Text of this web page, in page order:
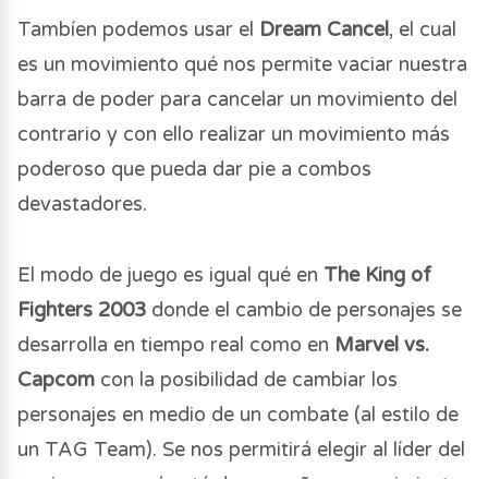
Tambíen podemos usar el Dream Cancel, el cual
es un movimiento qué nos permite vaciar nuestra
barra de poder para cancelar un movimiento del
contrario y con ello realizar un movimiento más
poderoso que pueda dar pie a combos
devastadores.
El modo de juego es igual qué en The King of
Fighters 2003 donde el cambio de personajes se
desarrolla en tiempo real como en Marvel vs.
Capcom con la posibilidad de cambiar los
personajes en medio de un combate (al estilo de
un TAG Team). Se nos permitirá elegir al líder del